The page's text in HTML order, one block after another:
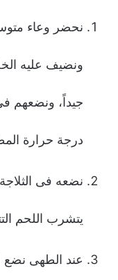
نحضر وعاء
ونضیف علیه
جیداً، ونضعهم
درجة حرارة
نضعه فى
یتشرب اللحم
عند الطهى نضع